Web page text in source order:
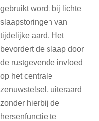
gebruikt wordt bij lichte
slaapstoringen van
tijdelijke aard. Het
bevordert de slaap door
de rustgevende invloed
op het centrale
zenuwstelsel, uiteraard
zonder hierbij de
hersenfunctie te